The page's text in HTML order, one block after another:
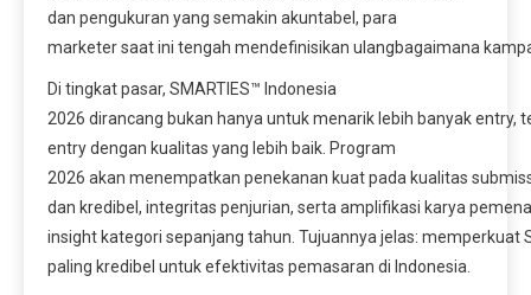
dan pengukuran yang semakin akuntabel, para
marketer saat ini tengah mendefinisikan ulangbagaimana
Di tingkat pasar, SMARTIES™ Indonesia
2026 dirancang bukan hanya untuk menarik lebih banyak entry,
entry dengan kualitas yang lebih baik. Program
2026 akan menempatkan penekanan kuat pada kualitas
dan kredibel, integritas penjurian, serta amplifikasi karya
insight kategori sepanjang tahun. Tujuannya jelas: memperkuat
paling kredibel untuk efektivitas pemasaran di Indonesia.